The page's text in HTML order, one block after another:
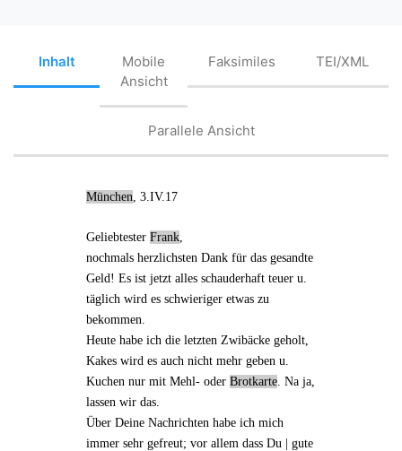
Inhalt
Mobile
Ansicht
Faksimiles TEI/XML
Parallele Ansicht
München , 3.IV.17
GeliebtesterFrank
nochmals herzlichsten Dank für das gesandte
Geld ! Es ist jetzt alles schauderhaft teuer u.
täglich wird es schwieriger etwas zu
bekommen.
Heute habe ich die letzten Zwibäcke geholt,
Kakes wird es auch nicht mehr geben u.
Kuchen nur mit Mehl- oderBrotkarte . Na ja,
lassen wir das.
Über Deine Nachrichten habe ich mich
immer sehr gefreut; vor allem dass Du | gute